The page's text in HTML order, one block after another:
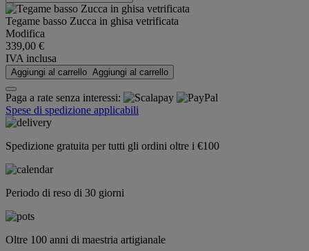
Tegame basso Zucca in ghisa vetrificata
Modifica
339,00 €
IVA inclusa
Aggiungi al carrello Aggiungi al carrello
Paga a rate senza interessi:
Spese di spedizione applicabili
Spedizione gratuita per tutti gli ordini oltre i €100
Periodo di reso di 30 giorni
Oltre 100 anni di maestria artigianale